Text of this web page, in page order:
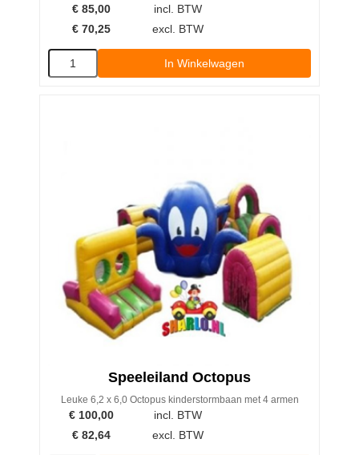
€ 85,00
incl. BTW
€ 70,25 excl. BTW
In Winkelwagen
Speeleiland Octopus
Leuke 6,2 x 6,0 Octopus kinderstormbaan met 4 armen
€ 100,00
incl. BTW
€ 82,64 excl. BTW